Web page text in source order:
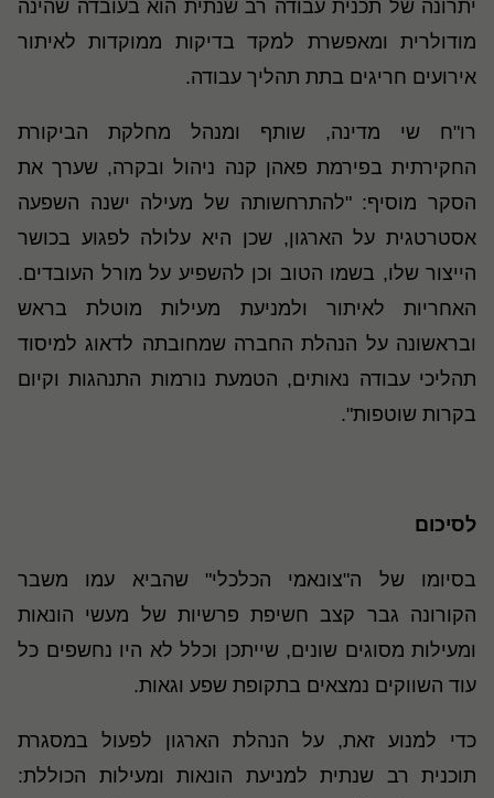
יתרונה של תכנית עבודה רב שנתית הוא בעובדה שהינה
מודולרית ומאפשרת למקד בדיקות ממוקדות לאיתור
אירועים חריגים בתת תהליך עבודה.
רו"ח שי מדינה, שותף ומנהל מחלקת הביקורת
החקירתית בפירמת פאהן קנה ניהול ובקרה, שערך את
הסקר מוסיף: "להתרחשותה של מעילה ישנה השפעה
אסטרטגית על הארגון, שכן היא עלולה לפגוע בכושר
הייצור שלו, בשמו הטוב וכן להשפיע על מורל העובדים.
האחריות לאיתור ולמניעת מעילות מוטלת בראש
ובראשונה על הנהלת החברה שמחובתה לדאוג למיסוד
תהליכי עבודה נאותים, הטמעת נורמות התנהגות וקיום
בקרות שוטפות".
לסיכום
בסיומו של ה"צונאמי הכלכלי" שהביא עמו משבר
הקורונה גבר קצב חשיפת פרשיות של מעשי הונאות
ומעילות מסוגים שונים, שייתכן וכלל לא היו נחשפים כל
עוד השווקים נמצאים בתקופת שפע וגאות.
כדי למנוע זאת, על הנהלת הארגון לפעול במסגרת
תוכנית רב שנתית למניעת הונאות ומעילות הכוללת: